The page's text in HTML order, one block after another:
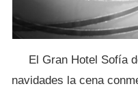
El Gran Hotel Sofía
navidades la cena